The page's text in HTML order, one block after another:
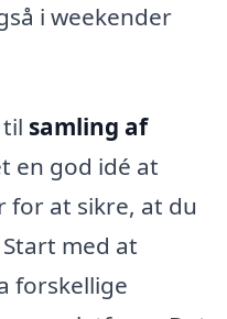
i weekender
samling af
en god idé at
for at sikre, at du
med at
forskellige